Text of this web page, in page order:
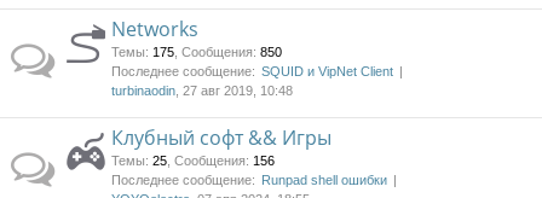
Networks
Темы: 175 Сообщения: 850
Последнее сообщение: SQUID и VipNet Client
turbinaodin , 27 авг 2019, 10:48
Клубный софт && Игры
Темы: 25 Сообщения: 156
Последнее сообщение: Runpad shell ошибки